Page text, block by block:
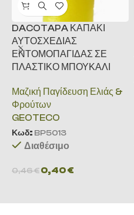
DACOTAPA ΚΑΠΑΚΙ
ΑΥΤΟΣΧΕΔΙΑΣ
ΕΝΤΟΜΟΠΑΓΙΔΑΣ ΣΕ
ΠΛΑΣΤΙΚΟ ΜΠΟΥΚΑΛΙ
Μαζική Παγίδευση Ελιάς &
Φρούτων
GEOTECO
Κωδ: BP5013
Διαθέσιμο
0,46€0,40€